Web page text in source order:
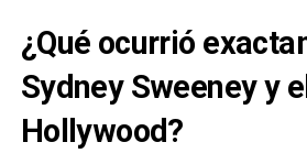
¿Qué ocurrió
Sydney Sweeney y
Hollywood?